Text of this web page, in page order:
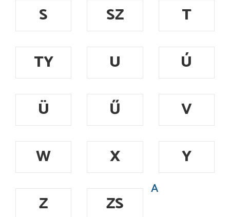
S
SZ
T
TY
U
Ú
Ü
Ű
V
W
X
Y
Z
ZS
A